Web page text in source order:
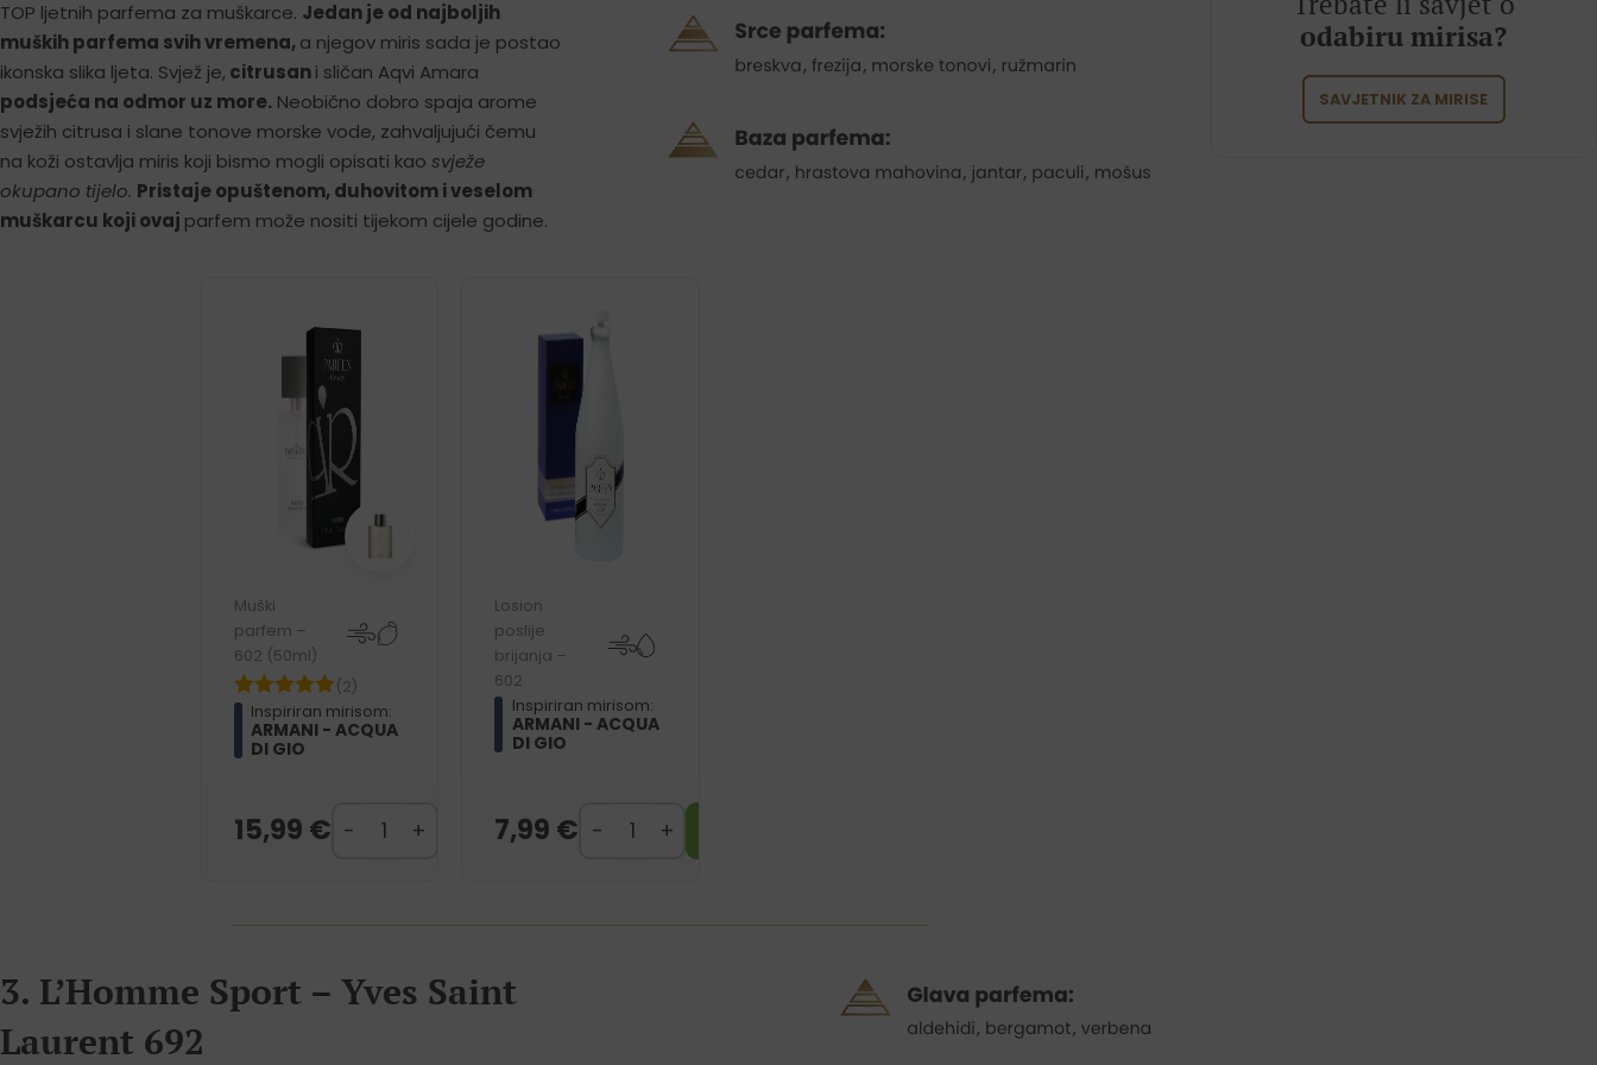
TOP ljetnih parfema za muškarce. Jedan je od najboljih
muških parfema svih vremena,a njegov miris sada je postao
ikonska slika ljeta. Svjež je, citrusani sličan Aqvi Amara
podsjeća na odmor uz more. Neobično dobro spaja arome
svježih citrusa i slane tonove morske vode, zahvaljujući čemu
na koži ostavlja miris koji bismo mogli opisati kao svježe
okupano tijelo. Pristaje opuštenom, duhovitom i veselom
muškarcu koji ovaj parfem može nositi tijekom cijele godine.
Muški
parfem –
602 (50ml)
(2)
Inspiriran mirisom:
ARMANI - ACQUA
DI GIO
15,99 €
Losion
poslije
brijanja –
602
Inspiriran mirisom:
ARMANI - ACQUA
DI GIO
7,99 €
3. L’Homme Sport – Yves Saint
Laurent 692
odabiru mirisa?
SAVJETNIK ZA MIRISE